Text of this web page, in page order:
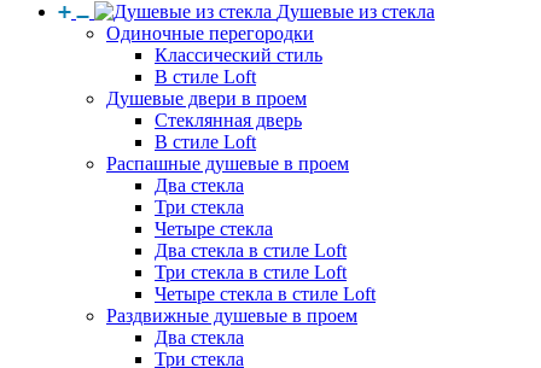
Душевые из стекла
Одиночные перегородки
Классический стиль
В стиле Loft
Душевые двери в проем
Стеклянная дверь
В стиле Loft
Распашные душевые в проем
Два стекла
Три стекла
Четыре стекла
Два стекла в стиле Loft
Три стекла в стиле Loft
Четыре стекла в стиле Loft
Раздвижные душевые в проем
Два стекла
Три стекла